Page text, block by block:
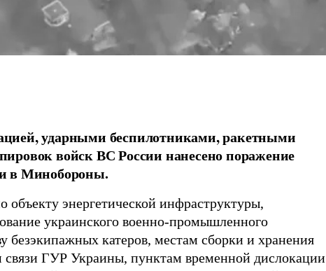
ударными беспилотниками, ракетными
войск ВС России нанесено поражение
в Минобороны.
объекту энергетической инфраструктуры,
украинского военно-промышленного
безэкипажных катеров, местам сборки и хранения
связи ГУР Украины, пунктам временной дислокации